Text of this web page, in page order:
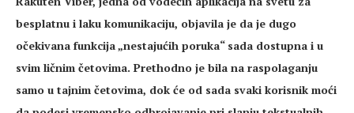
besplatnu i laku komunikaciju, objavila je da je dugo
očekivana funkcija „nestajućih poruka“ sada dostupna i u
svim ličnim četovima. Prethodno je bila na raspolaganju
samo u tajnim četovima, dok će od sada svaki korisnik moći